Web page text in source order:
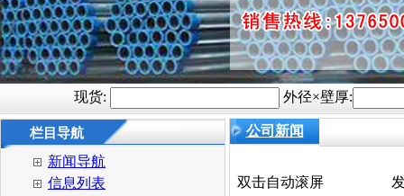
现货: 外径×壁厚:
栏目导航
新闻导航
信息列表
公司新闻
双击自动滚屏